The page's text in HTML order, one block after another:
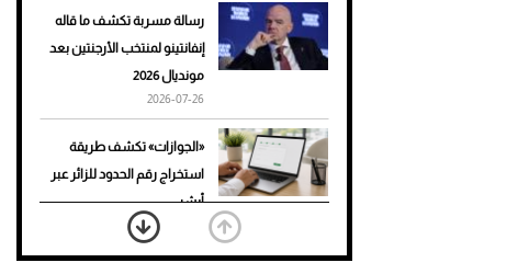
رسالة مسربة تكشف ما قاله
إنفانتينو لمنتخب الأرجنتين بعد
مونديال 2026
2026-07-26
«الجوازات» تكشف طريقة
استخراج رقم الحدود للزائر عبر
أبشر
2026-07-26